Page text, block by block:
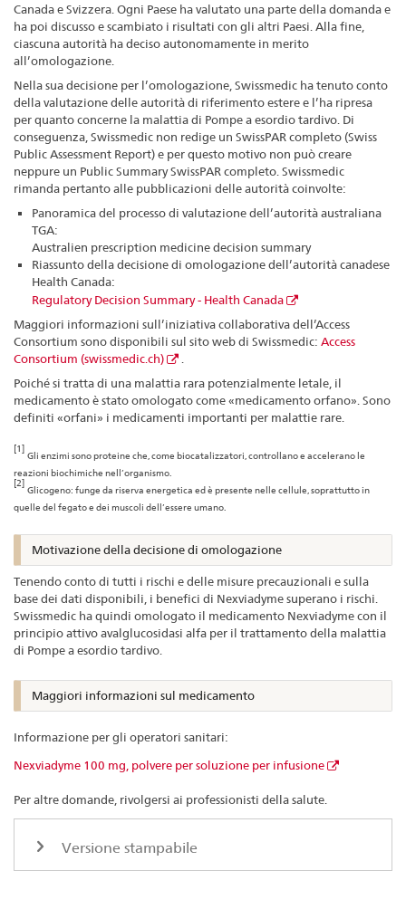
Canada e Svizzera. Ogni Paese ha valutato una parte della domanda e
ha poi discusso e scambiato i risultati con gli altri Paesi. Alla fine,
ciascuna autorità ha deciso autonomamente in merito
all’omologazione.
Nella sua decisione per l’omologazione, Swissmedic ha tenuto conto
della valutazione delle autorità di riferimento estere e l’ha ripresa
per quanto concerne la malattia di Pompe a esordio tardivo. Di
conseguenza, Swissmedic non redige un SwissPAR completo (Swiss
Public Assessment Report) e per questo motivo non può creare
neppure un Public Summary SwissPAR completo. Swissmedic
rimanda pertanto alle pubblicazioni delle autorità coinvolte:
Panoramica del processo di valutazione dell’autorità australiana
TGA:
Australien prescription medicine decision summary
Riassunto della decisione di omologazione dell’autorità canadese
Health Canada:
Regulatory Decision Summary - Health Canada
Maggiori informazioni sull’iniziativa collaborativa dell’Access
Consortium sono disponibili sul sito web di Swissmedic: Access
Consortium (swissmedic.ch)
Poiché si tratta di una malattia rara potenzialmente letale, il
medicamento è stato omologato come «medicamento orfano». Sono
definiti «orfani» i medicamenti importanti per malattie rare.
[1]
Gli enzimi sono proteine che, come biocatalizzatori, controllano e accelerano le
reazioni biochimiche nell’organismo.
[2]
Glicogeno: funge da riserva energetica ed è presente nelle cellule, soprattutto in
quelle del fegato e dei muscoli dell’essere umano.
Motivazione della decisione di omologazione
Tenendo conto di tutti i rischi e delle misure precauzionali e sulla
base dei dati disponibili, i benefici di Nexviadyme superano i rischi.
Swissmedic ha quindi omologato il medicamento Nexviadyme con il
principio attivo avalglucosidasi alfa per il trattamento della malattia
di Pompe a esordio tardivo.
Maggiori informazioni sul medicamento
Informazione per gli operatori sanitari:
Nexviadyme 100 mg, polvere per soluzione per infusione
Per altre domande, rivolgersi ai professionisti della salute.
Versione stampabile